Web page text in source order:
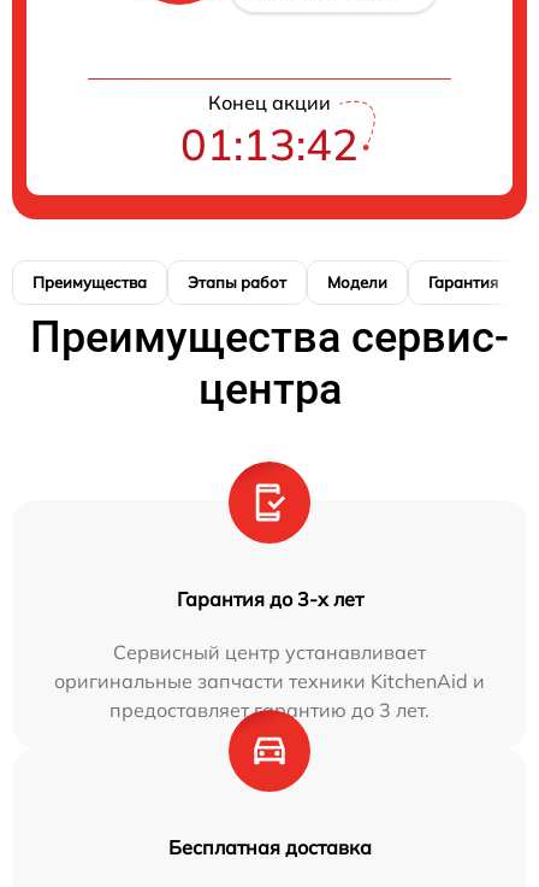
Конец акции
01:13:41
Преимущества Этапы работ Модели Гарантия
Преимущества сервис-
центра
Гарантия до 3-х лет
Сервисный центр устанавливает
оригинальные запчасти техники KitchenAid и
предоставляет гарантию до 3 лет.
Бесплатная доставка